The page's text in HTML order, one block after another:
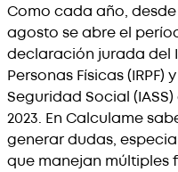
Como cada año,
agosto se abre el
declaración jurada del
Personas Físicas
Seguridad Social
2023. En Calculame
generar dudas,
que manejan múltiples